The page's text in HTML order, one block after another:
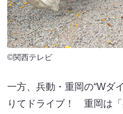
©関西テレビ
一方、兵動・重岡の“Wダ
りてドライブ！ 重岡は